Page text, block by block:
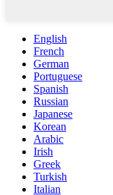
English
French
German
Portuguese
Spanish
Russian
Japanese
Korean
Arabic
Irish
Greek
Turkish
Italian